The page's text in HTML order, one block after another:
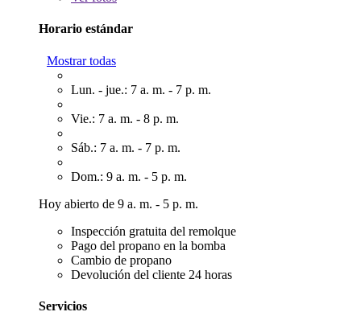
Horario estándar
Mostrar todas
Lun. - jue.: 7 a. m. - 7 p. m.
Vie.: 7 a. m. - 8 p. m.
Sáb.: 7 a. m. - 7 p. m.
Dom.: 9 a. m. - 5 p. m.
Hoy abierto de 9 a. m. - 5 p. m.
Inspección gratuita del remolque
Pago del propano en la bomba
Cambio de propano
Devolución del cliente 24 horas
Servicios